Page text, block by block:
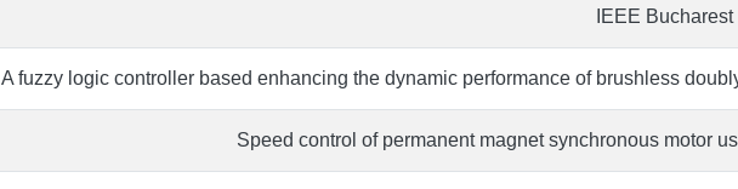
IEEE
A fuzzy logic controller based enhancing the dynamic performance of brushless
Speed control of permanent magnet synchronous motor